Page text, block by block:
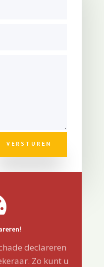
VERSTUREN
declareren
Zo kunt u